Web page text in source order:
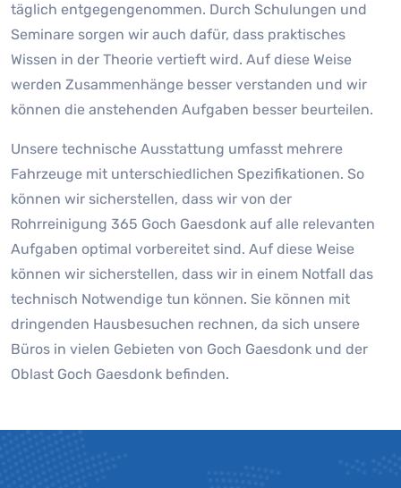
täglich entgegengenommen. Durch Schulungen und
Seminare sorgen wir auch dafür, dass praktisches
Wissen in der Theorie vertieft wird. Auf diese Weise
werden Zusammenhänge besser verstanden und wir
können die anstehenden Aufgaben besser beurteilen.
Unsere technische Ausstattung umfasst mehrere
Fahrzeuge mit unterschiedlichen Spezifikationen. So
können wir sicherstellen, dass wir von der
Rohrreinigung 365 Goch Gaesdonk auf alle relevanten
Aufgaben optimal vorbereitet sind. Auf diese Weise
können wir sicherstellen, dass wir in einem Notfall das
technisch Notwendige tun können. Sie können mit
dringenden Hausbesuchen rechnen, da sich unsere
Büros in vielen Gebieten von Goch Gaesdonk und der
Oblast Goch Gaesdonk befinden.